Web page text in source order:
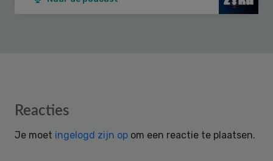
Reader
Reacties
Je moet ingelogd zijn op om een reactie te plaatsen.